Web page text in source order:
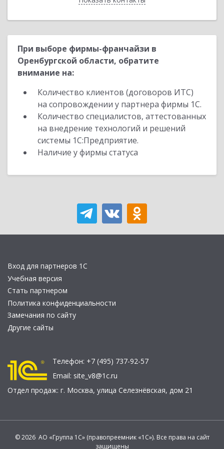
При выборе фирмы-франчайзи в
Оренбургской области, обратите
внимание на:
Количество клиентов (договоров ИТС)
на сопровождении у партнера фирмы 1С.
Количество специалистов, аттестованных
на внедрение технологий и решений
системы 1С:Предприятие.
Наличие у фирмы статуса
Вход для партнеров 1С
Учебная версия
Стать партнером
Политика конфиденциальности
Замечания по сайту
Другие сайты
Телефон: +7 (495) 737-92-57
Email: site_v8@1c.ru
Отдел продаж: г. Москва, улица Селезнёвская, дом 21
© 2026 АО «Группа 1С» (правопреемник «1С»). Все права на сайт
защищены